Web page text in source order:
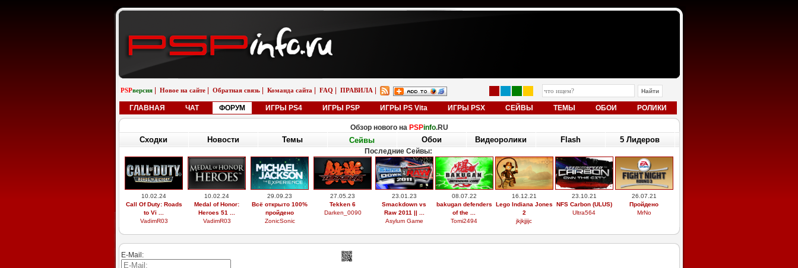
PSPверсия Новое на сайте Обратная связь Команда сайта FAQ ПРАВИЛА
ГЛАВНАЯ ЧАТ ФОРУМ ИГРЫ PS4 ИГРЫ PSP ИГРЫ PS Vita ИГРЫ PSX СЕЙВЫ ТЕМЫ ОБОИ РОЛИКИ
Обзор нового на PSPinfo.RU
Сходки Новости Темы Сейвы Обои Видеоролики Flash 5 Лидеров
Последние Сейвы:
10.02.24
Call Of Duty: Roads
to Vi ...
VadimR03
10.02.24
Medal of Honor:
Heroes 51 ...
VadimR03
29.09.23
Всё открыто 100%
пройдено
ZonicSonic
27.05.23
Tekken 6
Darken_0090
23.01.23
Smackdown vs
Raw 2011 || ...
Asylum Game
08.07.22
bakugan defenders
of the ...
Tomi2494
16.12.21
Lego Indiana Jones
2
jkjkjjijc
23.10.21
NFS Carbon (ULUS)
Ultra564
26.07.21
Пройдено
MrNo
E-Mail: